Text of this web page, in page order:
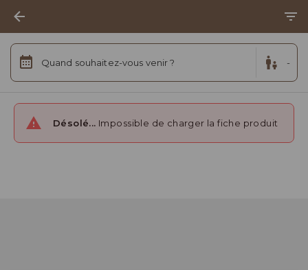
Quand souhaitez-vous venir ? -
Désolé... Impossible de charger la fiche produit